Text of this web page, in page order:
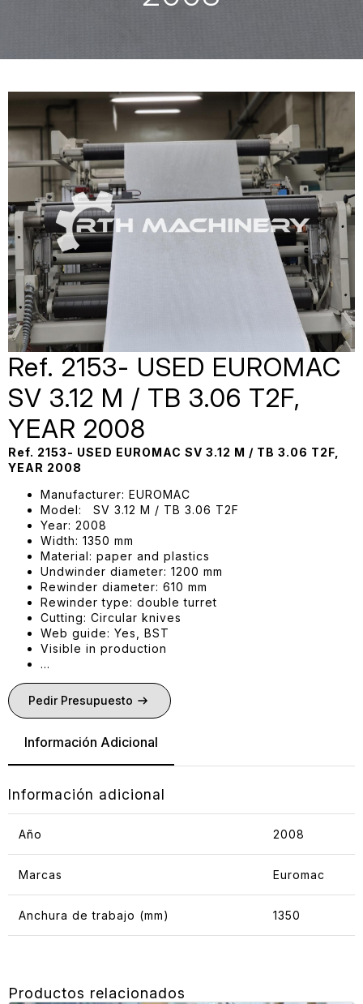
Ref. 2153- USED EUROMAC
SV 3.12 M / TB 3.06 T2F,
YEAR 2008
Ref. 2153- USED EUROMAC SV 3.12 M / TB 3.06 T2F,
YEAR 2008
Manufacturer: EUROMAC
Model: SV 3.12 M / TB 3.06 T2F
Year: 2008
Width: 1350 mm
Material: paper and plastics
Undwinder diameter: 1200 mm
Rewinder diameter: 610 mm
Rewinder type: double turret
Cutting: Circular knives
Web guide: Yes, BST
Visible in production
…
Pedir Presupuesto
Información Adicional
Información adicional
Año 2008
Marcas Euromac
Anchura de trabajo (mm) 1350
Productos relacionados